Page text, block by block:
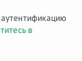
в